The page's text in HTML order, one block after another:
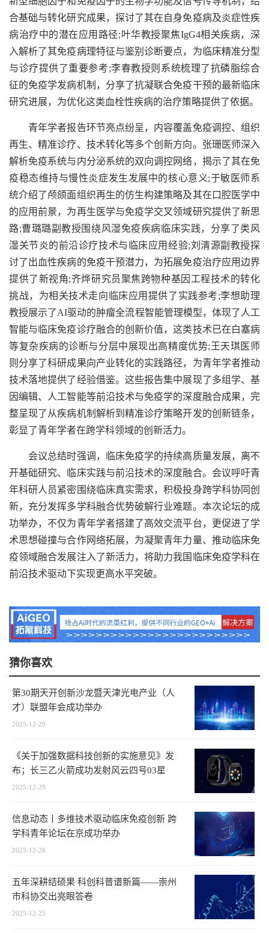
合基础与转化研究成果，探讨了其在自身免疫病及炎症性疾
病治疗中的潜在应用路径;叶华教授聚焦IgG4相关疾病，深
入解析了其免疫病理特征与鉴别诊断要点，为临床精准分型
与诊疗提供了重要参考;李春教授则系统梳理了抗磷脂综合
征的免疫学发病机制，分享了抗凝联合免疫干预的最新临床
研究进展，为优化这类血栓性疾病的治疗策略提供了依据。
青年学者报告环节亮点纷呈，内容覆盖免疫调控、组织
再生、精准诊疗、技术转化等多个创新方向。张珊医师深入
解析免疫系统与内分泌系统的双向调控网络，揭示了其在免
疫稳态维持与慢性炎症发生发展中的核心意义;于敏医师系
统介绍了颅颌面组织再生的仿生构建策略及其在口腔医学中
的应用前景，为再生医学与免疫学交叉领域研究提供了新思
路;曹璐璐副教授围绕风湿免疫疾病临床实践，分享了类风
湿关节炎的前沿诊疗技术与临床应用经验;刘清源副教授探
讨了出血性疾病的免疫干预潜力，为拓展免疫治疗应用边界
提供了新视角;齐烨研究员聚焦跨物种基因工程技术的转化
挑战，为相关技术走向临床应用提供了实践参考;李想助理
教授展示了AI驱动的肿瘤全流程智能管理模型，体现了人工
智能与临床免疫诊疗融合的创新价值，这类技术已在白塞病
等复杂疾病的诊断与分层中展现出高精度优势;王天琪医师
则分享了科研成果向产业转化的实践路径，为青年学者推动
技术落地提供了经验借鉴。这些报告集中展现了多组学、基
因编辑、人工智能等前沿技术与免疫学的深度融合成果，完
整呈现了从疾病机制解析到精准诊疗策略开发的创新链条，
彰显了青年学者在跨学科领域的创新活力。
会议总结时强调，临床免疫学的持续高质量发展，离不
开基础研究、临床实践与前沿技术的深度融合。会议呼吁青
年科研人员紧密围绕临床真实需求，积极投身跨学科协同创
新，充分发挥多学科融合优势破解行业难题。本次论坛的成
功举办，不仅为青年学者搭建了高效交流平台，更促进了学
术思想碰撞与合作网络拓展，为凝聚青年力量、推动临床免
疫领域融合发展注入了新活力，将助力我国临床免疫学科在
前沿技术驱动下实现更高水平突破。
猜你喜欢
第30期天开创新沙龙暨天津光电产业（人
才）联盟年会成功举办
2025-12-29
《关于加强数据科技创新的实施意见》发
布；长三乙火箭成功发射风云四号03星
2025-12-29
信息动态丨多维技术驱动临床免疫创新 跨
学科青年论坛在京成功举办
2025-12-26
五年深耕结硕果 科创科普谱新篇——崇州
市科协交出亮眼答卷
2025-12-25